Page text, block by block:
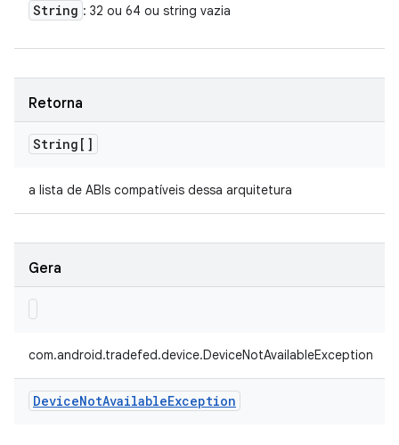
String : 32 ou 64 ou string vazia
Retorna
String[]
a lista de ABIs compatíveis dessa arquitetura
Gera
com.android.tradefed.device.DeviceNotAvailableException
DeviceNotAvailableException